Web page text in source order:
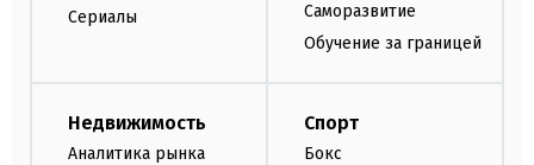
Сериалы
Саморазвитие
Обучение за границей
Недвижимость
Аналитика рынка
Спорт
Бокс